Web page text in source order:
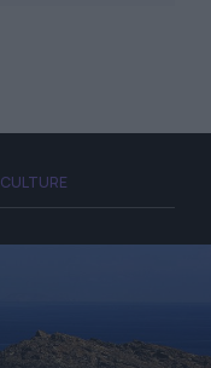
CULTURE